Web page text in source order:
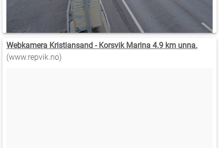
Webkamera Kristiansand - Korsvik Marina 4.9 km unna.
(www.repvik.no)